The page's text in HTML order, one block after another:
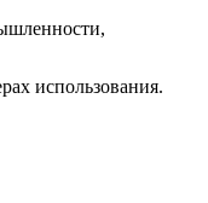
использования.